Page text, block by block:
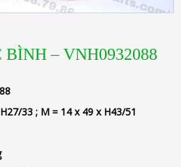
– VNH0932088
33 ; M = 14 x 49 x H43/51